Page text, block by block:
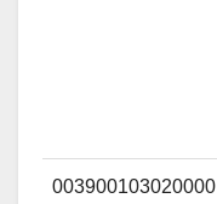
003900103020000